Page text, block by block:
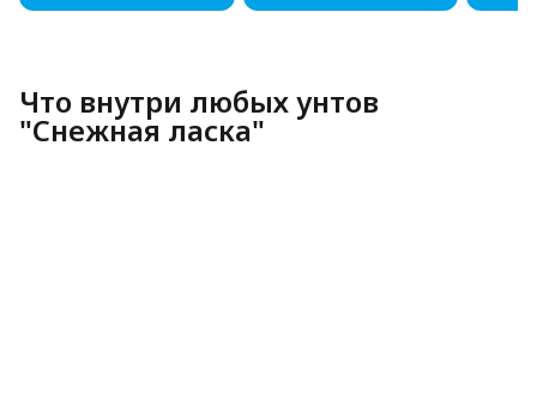
Что внутри любых унтов
"Снежная ласка"